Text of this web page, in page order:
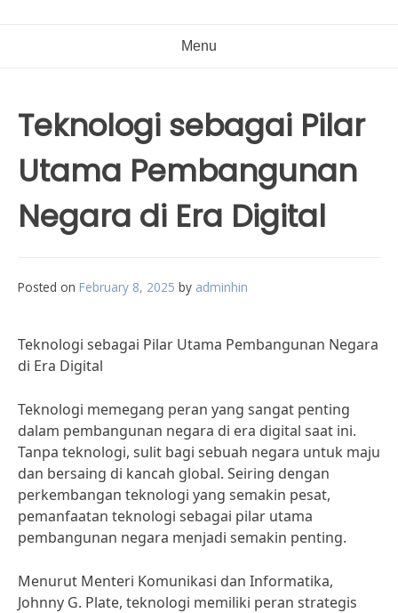
Menu
Teknologi sebagai Pilar
Utama Pembangunan
Negara di Era Digital
Posted on February 8, 2025 by adminhin
Teknologi sebagai Pilar Utama Pembangunan Negara
di Era Digital
Teknologi memegang peran yang sangat penting
dalam pembangunan negara di era digital saat ini.
Tanpa teknologi, sulit bagi sebuah negara untuk maju
dan bersaing di kancah global. Seiring dengan
perkembangan teknologi yang semakin pesat,
pemanfaatan teknologi sebagai pilar utama
pembangunan negara menjadi semakin penting.
Menurut Menteri Komunikasi dan Informatika,
Johnny G. Plate, teknologi memiliki peran strategis